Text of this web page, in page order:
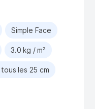
Simple Face
3.0 kg / m²
tous les 25 cm